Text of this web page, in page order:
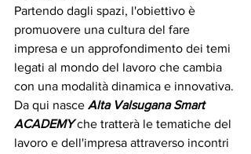
Partendo dagli spazi, l'obiettivo è
promuovere una cultura del fare
impresa e un approfondimento dei temi
legati al mondo del lavoro che cambia
con una modalità dinamica e innovativa.
Da qui nasce Alta Valsugana Smart
ACADEMY che tratterà le tematiche del
lavoro e dell'impresa attraverso incontri